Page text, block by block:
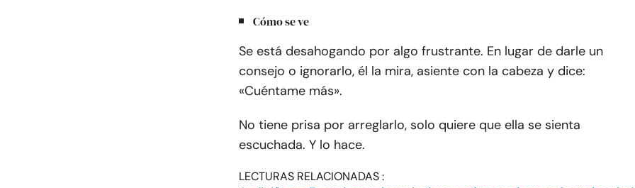
Cómo se ve
Se está desahogando por algo frustrante. En lugar de darle un
consejo o ignorarlo, él la mira, asiente con la cabeza y dice:
«Cuéntame más».
No tiene prisa por arreglarlo, solo quiere que ella se sienta
escuchada. Y lo hace.
LECTURAS RELACIONADAS :